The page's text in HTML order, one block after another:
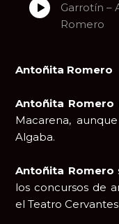
Garrotín –
Romero
Antoñita Romero
Antoñita Romero
Macarena,
Algaba.
Antoñita Romero
los concursos de
el Teatro